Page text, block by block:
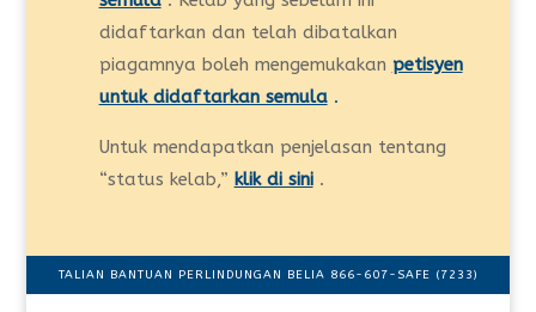
didaftarkan dan telah dibatalkan
piagamnya boleh mengemukakan petisyen
untuk didaftarkan semula.
Untuk mendapatkan penjelasan tentang
“status kelab,” klik di sini .
TALIAN BANTUAN PERLINDUNGAN BELIA 866-607-SAFE (7233)